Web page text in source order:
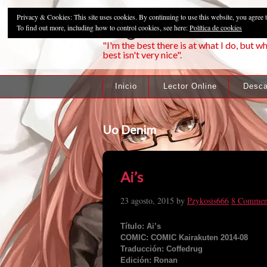
"I'm the best there is at what I do, but
best isn't very nice".
Inicio Lector Online
Uo Denim
Ai’s
23 agosto, 2015 by Pzykosis666 8
Título: Ai’s
COMIC: COMIC Kairakuten 2014-08
Traducción: Coffedrug
Edición: Ronan
Privacy & Cookies: This site uses cookies. By continuing to use this website, you agree
To find out more, including how to control cookies, see here:Política de cookies